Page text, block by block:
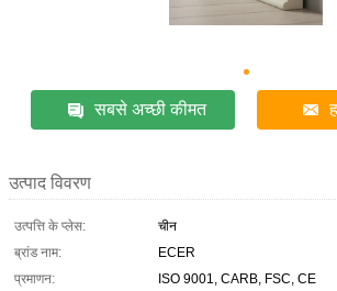
सबसे अच्छी कीमत
उत्पाद विवरण
उत्पत्ति के प्लेस:
चीन
ब्रांड नाम:
ECER
प्रमाणन:
ISO 9001, CARB, FSC, CE